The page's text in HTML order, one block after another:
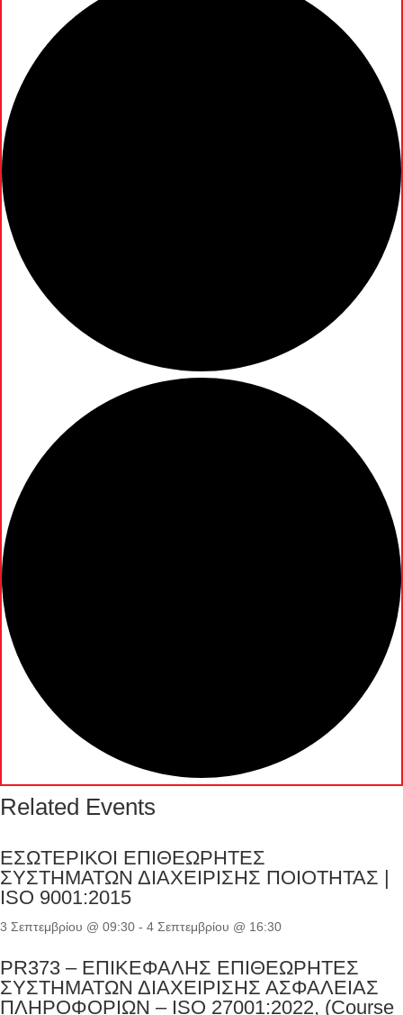
Related Events
ΕΣΩΤΕΡΙΚΟΙ ΕΠΙΘΕΩΡΗΤΕΣ
ΣΥΣΤΗΜΑΤΩΝ ΔΙΑΧΕΙΡΙΣΗΣ ΠΟΙΟΤΗΤΑΣ |
ISO 9001:2015
3 Σεπτεμβρίου @ 09:30 - 4 Σεπτεμβρίου @ 16:30
PR373 – ΕΠΙΚΕΦΑΛΗΣ ΕΠΙΘΕΩΡΗΤΕΣ
ΣΥΣΤΗΜΑΤΩΝ ΔΙΑΧΕΙΡΙΣΗΣ ΑΣΦΑΛΕΙΑΣ
ΠΛΗΡΟΦΟΡΙΩΝ – ISO 27001:2022, (Course